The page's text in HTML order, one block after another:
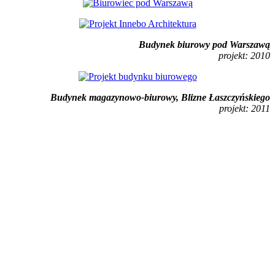
Budynek biurowy pod Warszawą
projekt: 2010
Budynek magazynowo-biurowy, Blizne Łaszczyńskiego
projekt: 2011